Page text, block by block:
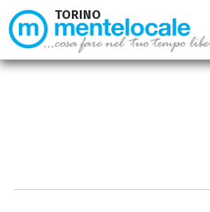
TORINO